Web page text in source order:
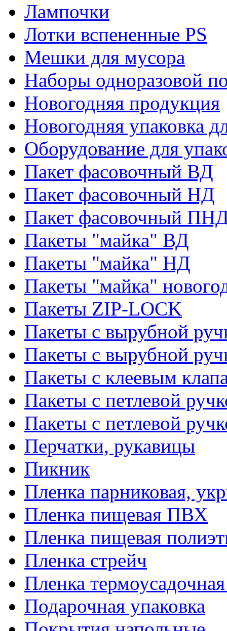
Лампочки
Лотки вспененные PS
Мешки для мусора
Наборы одноразовой
Новогодняя продукция
Новогодняя упаковка
Оборудование для
Пакет фасовочный ВД
Пакет фасовочный НД
Пакет фасовочный
Пакеты "майка" ВД
Пакеты "майка" НД
Пакеты "майка"
Пакеты ZIP-LOCK
Пакеты с вырубной
Пакеты с вырубной
Пакеты с клеевым
Пакеты с петлевой
Пакеты с петлевой
Перчатки, рукавицы
Пикник
Пленка парниковая,
Пленка пищевая ПВХ
Пленка пищевая
Пленка стрейч
Пленка
Подарочная упаковка